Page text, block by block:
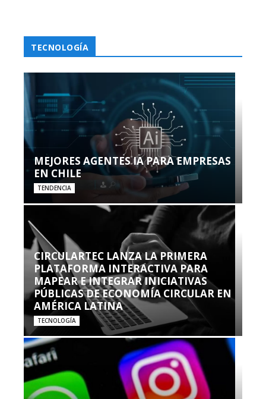
TECNOLOGÍA
MEJORES AGENTES IA PARA EMPRESAS
EN CHILE
TENDENCIA
CIRCULARTEC LANZA LA PRIMERA
PLATAFORMA INTERACTIVA PARA
MAPEAR E INTEGRAR INICIATIVAS
PÚBLICAS DE ECONOMÍA CIRCULAR EN
AMÉRICA LATINA
TECNOLOGÍA